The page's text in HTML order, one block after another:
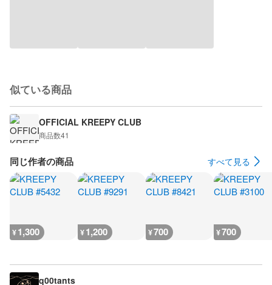
似ている商品
OFFICIAL KREEPY CLUB
商品数41
同じ作者の商品 すべて見る
¥1,300 ¥1,200 ¥700 ¥700
q00tants